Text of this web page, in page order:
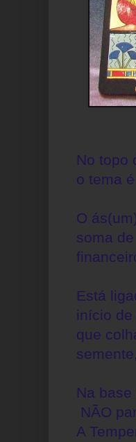
No topo
o tema
O
soma
Está
início
que
Na
NÃO
A